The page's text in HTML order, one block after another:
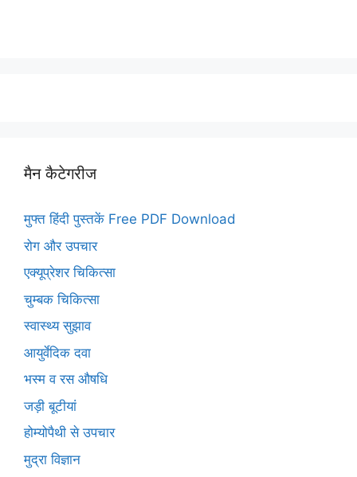
मैन कैटेगरीज
मुफ्त हिंदी पुस्तकें Free PDF Download
रोग और उपचार
एक्यूप्रेशर चिकित्सा
चुम्बक चिकित्सा
स्वास्थ्य सुझाव
आयुर्वेदिक दवा
भस्म व रस औषधि
जड़ी बूटीयां
होम्योपैथी से उपचार
मुद्रा विज्ञान